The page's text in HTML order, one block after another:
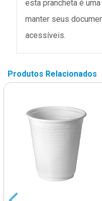
esta prancheta é
manter seus
acessíveis.
Produtos Relacionados